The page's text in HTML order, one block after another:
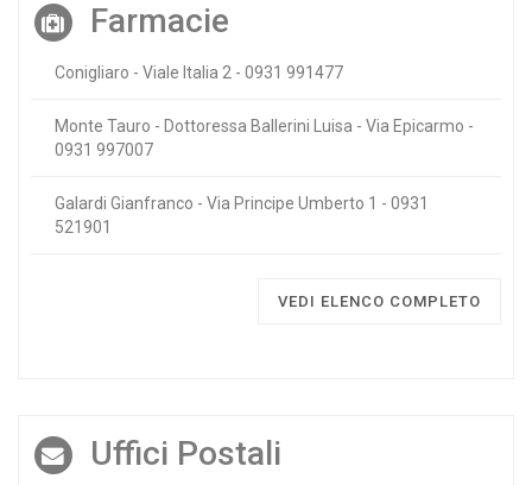
Farmacie
Conigliaro - Viale Italia 2 - 0931 991477
Monte Tauro - Dottoressa Ballerini Luisa - Via Epicarmo -
0931 997007
Galardi Gianfranco - Via Principe Umberto 1 - 0931
521901
VEDI ELENCO COMPLETO
Uffici Postali